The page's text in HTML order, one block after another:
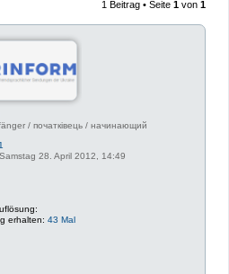
1 Beitrag • Seite 1 von 1
/ початківець / начинающий
Samstag 28. April 2012, 14:49
erhalten: 43 Mal